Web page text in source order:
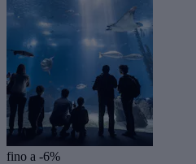
fino a -6%